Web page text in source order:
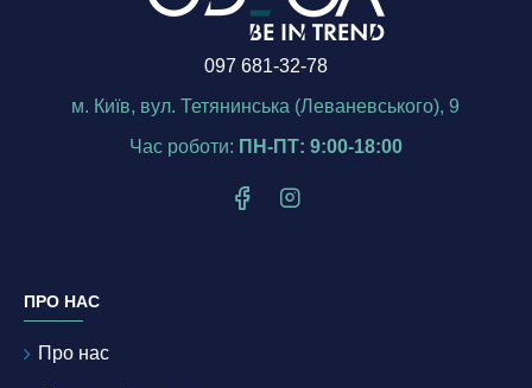
097 681-32-78
м. Київ, вул. Тетянинська (Леваневського), 9
Час роботи: ПН-ПТ: 9:00-18:00
ПРО НАС
Про нас